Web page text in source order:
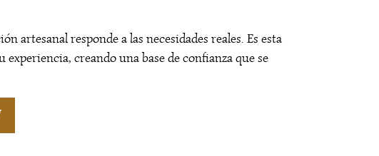
artesanal responde a las necesidades reales. Es esta
creando una base de confianza que se